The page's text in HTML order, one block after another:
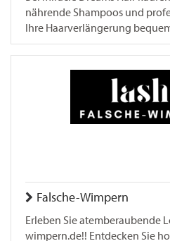
nährende Shampoos und
Ihre Haarverlängerung
Falsche-Wimpern
Erleben Sie atemberaubende
wimpern.de!! Entdecken Sie